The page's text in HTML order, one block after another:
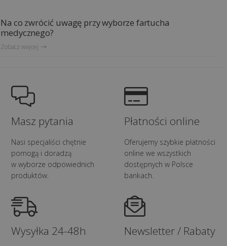
Na co zwrócić uwagę przy wyborze fartucha
medycznego?
Zobacz więcej
Masz pytania
Nasi specjaliści chętnie
pomogą i doradzą
w wyborze odpowiednich
produktów.
Płatności online
Oferujemy szybkie płatności
online we wszystkich
dostępnych w Polsce
bankach.
Wysyłka 24-48h Newsletter / Rabaty